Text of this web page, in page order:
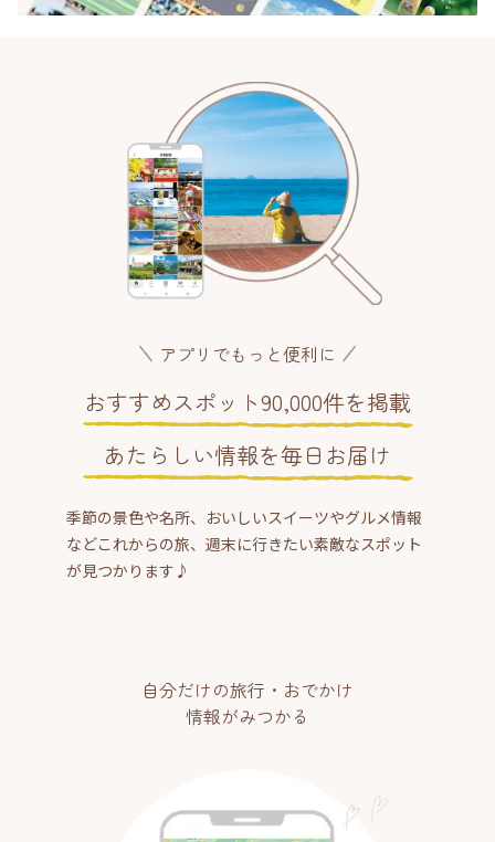
アプリでもっと便利に
おすすめスポット90,000件を掲載
あたらしい情報を毎日お届け
季節の景色や名所、おいしいスイーツやグルメ情報
などこれからの旅、週末に行きたい素敵なスポット
が見つかります♪
自分だけの旅行・おでかけ
情報がみつかる